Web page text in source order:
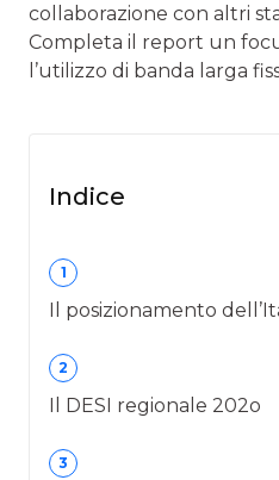
collaborazione con altri
Completa il report un
l’utilizzo di banda larga
Indice
1
Il posizionamento
2
Il DESI regionale 202o
3